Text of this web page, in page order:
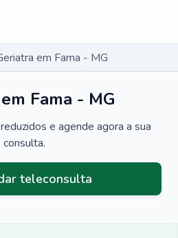
em Fama - MG
Fama - MG
e agende agora a sua
consulta.
teleconsulta